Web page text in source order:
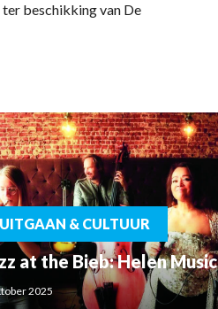
beschikking van De
UITGAAN & CULTUUR
at the Bieb: Helen Music
2025